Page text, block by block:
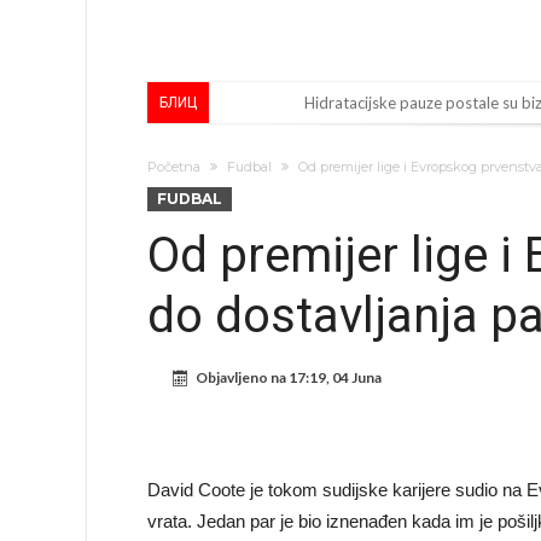
БЛИЦ Hidratacijske pauze postale su
Mourinho uvodi strogu
Arsenal dovodi zvijezdu Serie A
Jake Paul kreće u rušenje UFC-a
Početna Fudbal Od premijer lige i Evropskog
FUDBAL
Od premijer lige i
do dostavljanja
Objavljeno na 17:19, 04 Juna
David Coote je tokom sudijske karijere sudio na
vrata. Jedan par je bio iznenađen kada im je